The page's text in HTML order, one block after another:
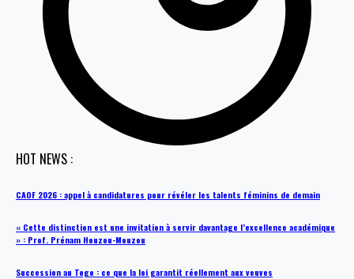
HOT NEWS :
CAOF 2026 : appel à candidatures pour révéler les talents féminins de demain
« Cette distinction est une invitation à servir davantage l’excellence académique
» : Prof. Prénam Houzou-Mouzou
Succession au Togo : ce que la loi garantit réellement aux veuves